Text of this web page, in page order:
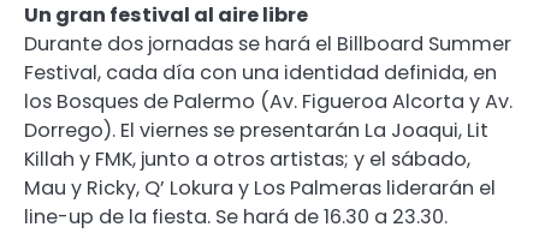
Un gran festival al aire libre
Durante dos jornadas se hará el Billboard Summer
Festival, cada día con una identidad definida, en
los Bosques de Palermo (Av. Figueroa Alcorta y Av.
Dorrego). El viernes se presentarán La Joaqui, Lit
Killah y FMK, junto a otros artistas; y el sábado,
Mau y Ricky, Q’ Lokura y Los Palmeras liderarán el
line-up de la fiesta. Se hará de 16.30 a 23.30.